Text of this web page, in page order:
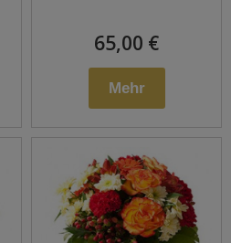
65,00 €
Mehr